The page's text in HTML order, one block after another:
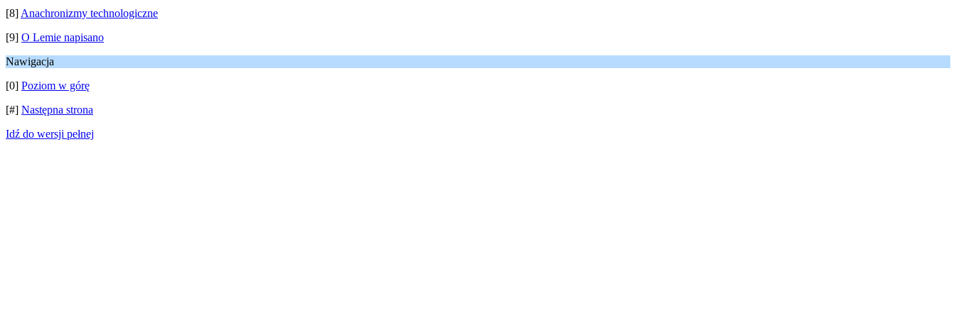
[8] Anachronizmy technologiczne
[9] O Lemie napisano
Nawigacja
[0] Poziom w górę
[#] Następna strona
Idź do wersji pełnej